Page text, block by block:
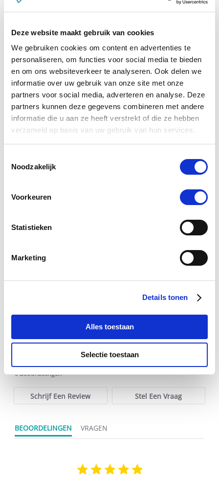
Deze website maakt gebruik van cookies
We gebruiken cookies om content en advertenties te
personaliseren, om functies voor social media te bieden
en om ons websiteverkeer te analyseren. Ook delen we
informatie over uw gebruik van onze site met onze
partners voor social media, adverteren en analyse. Deze
partners kunnen deze gegevens combineren met andere
informatie die u aan ze heeft verstrekt of die ze hebben
verzameld op basis van uw gebruik van hun services.
Noodzakelijk
Voorkeuren
Statistieken
Marketing
Details tonen
Alles toestaan
Selectie toestaan
€ 47,95 € 45,55
Voeg toe aan winkeltas
€
Anderen kochten ook
0 Beoordelingen
Schrijf Een Review Stel Een Vraag
BEOORDELINGEN VRAGEN